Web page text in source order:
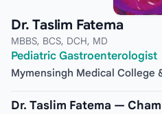
Dr. Taslim Fatema
MBBS, BCS, DCH, MD
Pediatric Gastroenterologist
Mymensingh Medical College
Dr. Taslim Fatema —